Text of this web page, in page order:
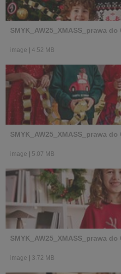
SMYK_AW25_XMASS_prawa do
image 4.52 MB
SMYK_AW25_XMASS_prawa do
image 5.07 MB
SMYK_AW25_XMASS_prawa do
image 3.72 MB